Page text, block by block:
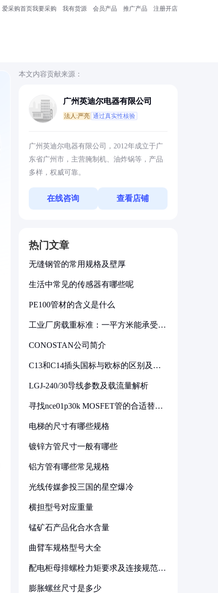
爱采购首页我要采购 我有货源 会员产品 推广产品 注册开店
本文内容贡献来源：
广州英迪尔电器有限公司
法人:严亮 通过真实性核验
广州英迪尔电器有限公司，2012年成立于广
东省广州市，主营腌制机、油炸锅等，产品
多样，权威可靠。
在线咨询 查看店铺
热门文章
无缝钢管的常用规格及壁厚
生活中常见的传感器有哪些呢
PE100管材的含义是什么
工业厂房载重标准：一平方米能承受多
CONOSTAN公司简介
C13和C14插头国标与欧标的区别及其
LGJ-240/30导线参数及载流量解析
寻找nce01p30k MOSFET管的合适替代
电梯的尺寸有哪些规格
镀锌方管尺寸一般有哪些
铝方管有哪些常见规格
光线传媒参投三国的星空爆冷
横担型号对应重量
锰矿石产品化合水含量
曲臂车规格型号大全
配电柜母排螺栓力矩要求及连接规范详
膨胀螺丝尺寸是多少